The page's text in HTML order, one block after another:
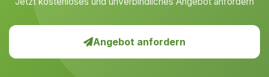
Angebot anfordern